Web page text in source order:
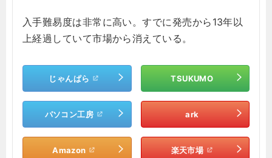
入手難易度は非常に高い。すでに発売から13年以
上経過していて市場から消えている。
じゃんぱら TSUKUMO
パソコン工房 ark
Amazon 楽天市場